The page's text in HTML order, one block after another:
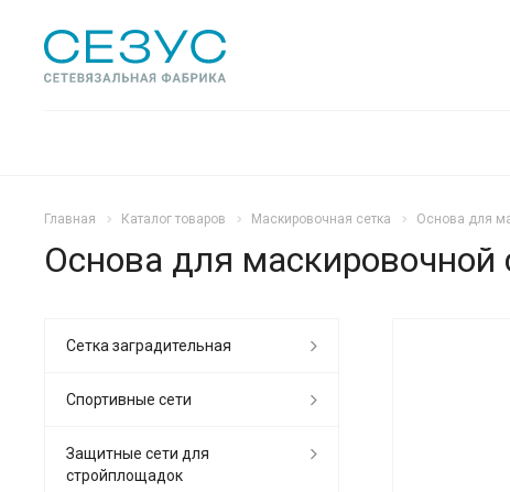
Главная Каталог товаров Маскировочная сетка Основа для
Основа для маскировочной
Сетка заградительная
Спортивные сети
Защитные сети для
стройплощадок